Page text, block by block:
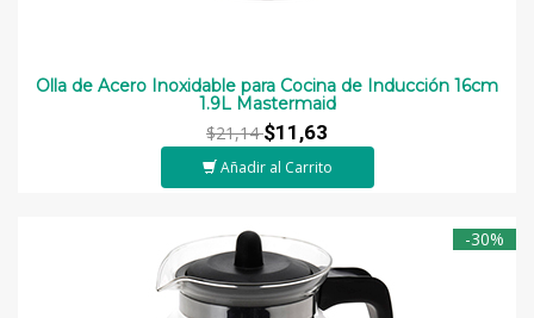
Olla de Acero Inoxidable para Cocina de Inducción 16cm
1.9L Mastermaid
$21,14$11,63
Añadir al Carrito
-30%